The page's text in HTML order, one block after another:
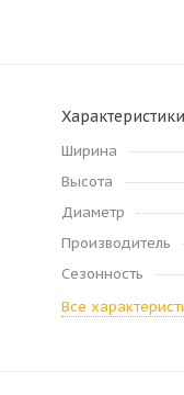
Характеристики
Ширина
Высота
Диаметр
Производитель
Сезонность
Все